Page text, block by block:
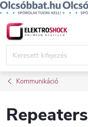
Ugrás
Kommunikáció
Repeaters